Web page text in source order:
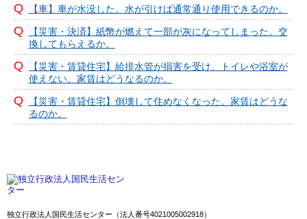
【車】車が水没した。水が引けば通常通り使用できるのか。
【災害・決済】紙幣が燃えて一部が灰になってしまった。交
換してもらえるか。
【災害・賃貸住宅】給排水管が損害を受け、トイレや浴室が
使えない。家賃はどうなるのか。
【災害・賃貸住宅】倒壊して住めなくなった。家賃はどうな
るのか。
独立行政法人国民生活センター（法人番号4021005002918）